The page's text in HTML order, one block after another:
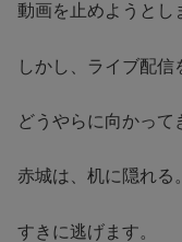
動画を止めようとし
しかし、ライブ配信
どうやらに向かって
赤城は、机に隠れる。
すきに逃げます。